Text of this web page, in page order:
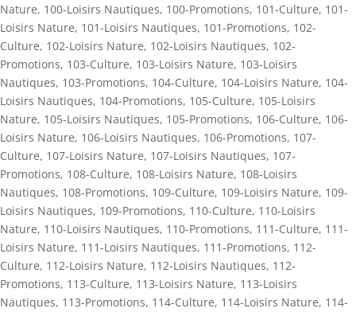
Nature, 100-Loisirs Nautiques, 100-Promotions, 101-Culture, 101-
Loisirs Nature, 101-Loisirs Nautiques, 101-Promotions, 102-
Culture, 102-Loisirs Nature, 102-Loisirs Nautiques, 102-
Promotions, 103-Culture, 103-Loisirs Nature, 103-Loisirs
Nautiques, 103-Promotions, 104-Culture, 104-Loisirs Nature, 104-
Loisirs Nautiques, 104-Promotions, 105-Culture, 105-Loisirs
Nature, 105-Loisirs Nautiques, 105-Promotions, 106-Culture, 106-
Loisirs Nature, 106-Loisirs Nautiques, 106-Promotions, 107-
Culture, 107-Loisirs Nature, 107-Loisirs Nautiques, 107-
Promotions, 108-Culture, 108-Loisirs Nature, 108-Loisirs
Nautiques, 108-Promotions, 109-Culture, 109-Loisirs Nature, 109-
Loisirs Nautiques, 109-Promotions, 110-Culture, 110-Loisirs
Nature, 110-Loisirs Nautiques, 110-Promotions, 111-Culture, 111-
Loisirs Nature, 111-Loisirs Nautiques, 111-Promotions, 112-
Culture, 112-Loisirs Nature, 112-Loisirs Nautiques, 112-
Promotions, 113-Culture, 113-Loisirs Nature, 113-Loisirs
Nautiques, 113-Promotions, 114-Culture, 114-Loisirs Nature, 114-